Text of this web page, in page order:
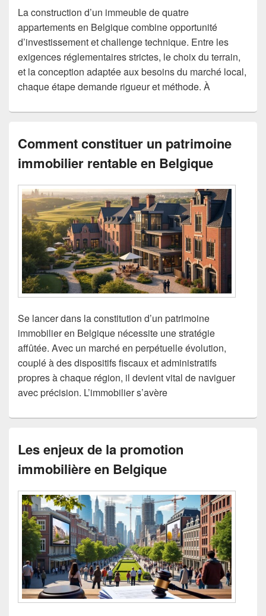
La construction d’un immeuble de quatre
appartements en Belgique combine opportunité
d’investissement et challenge technique. Entre les
exigences réglementaires strictes, le choix du terrain,
et la conception adaptée aux besoins du marché local,
chaque étape demande rigueur et méthode. À
Comment constituer un patrimoine
immobilier rentable en Belgique
Se lancer dans la constitution d’un patrimoine
immobilier en Belgique nécessite une stratégie
affûtée. Avec un marché en perpétuelle évolution,
couplé à des dispositifs fiscaux et administratifs
propres à chaque région, il devient vital de naviguer
avec précision. L’immobilier s’avère
Les enjeux de la promotion
immobilière en Belgique